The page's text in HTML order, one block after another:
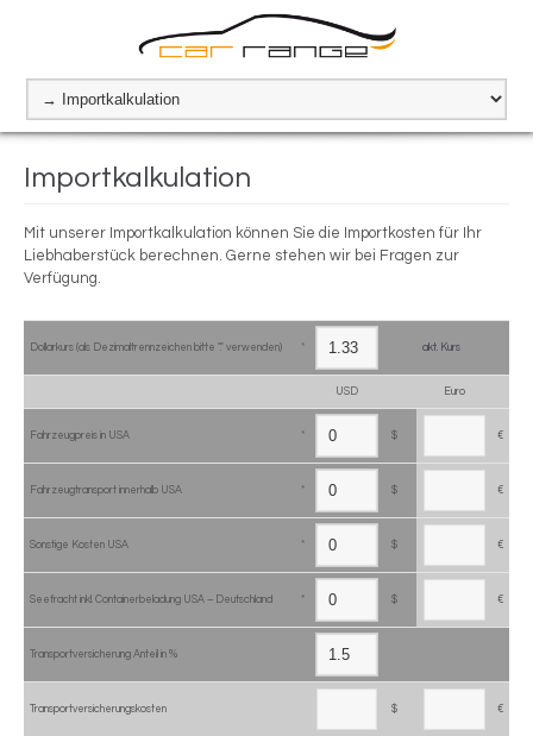
Importkalkulation
Mit unserer Importkalkulation können Sie die Importkosten für Ihr
Liebhaberstück berechnen. Gerne stehen wir bei Fragen zur
Verfügung.
Dollarkurs (als Dezimaltrennzeichen bitte "." verwenden) * akt. Kurs
USD Euro
Fahrzeugpreis in USA * $ €
Fahrzeugtransport innerhalb USA * $ €
Sonstige Kosten USA * $ €
Seefracht inkl. Containerbeladung USA – Deutschland * $ €
Transportversicherung Anteil in %
Transportversicherungskosten $ €